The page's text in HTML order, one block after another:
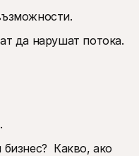
да нарушат потока.
Какво, ако